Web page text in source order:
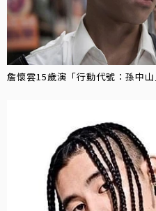
詹懷雲15歲演「行動代號：孫中